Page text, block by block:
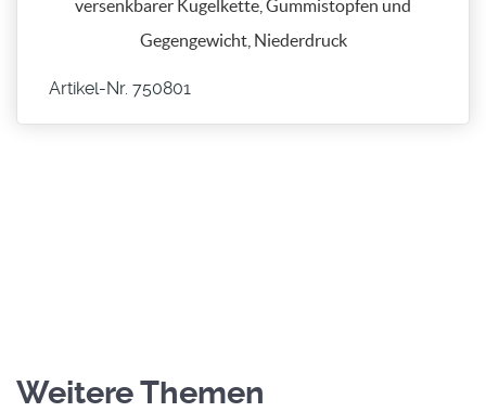
versenkbarer Kugelkette, Gummistopfen und
Gegengewicht, Niederdruck
Artikel-Nr. 750801
Weitere Themen